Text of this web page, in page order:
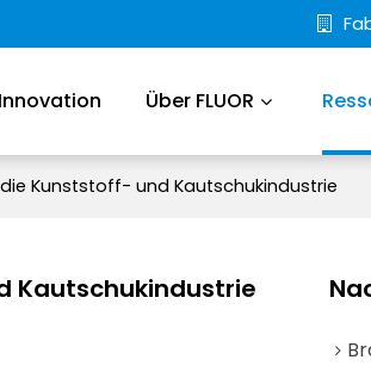
Innovation Über FLUOR
Kunststoff- und Kautschukindustrie
Kautschukindustrie